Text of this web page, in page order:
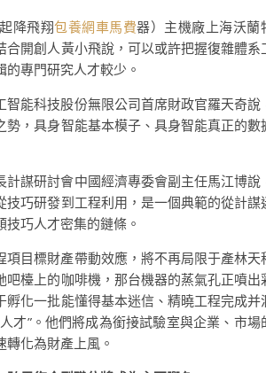
降飛翔包養網車馬費器）主機廠上海沃蘭
合開創人黃小飛說，可以或許把握復雜體系
專門研究人才較少。
智能科技股份無限公司首席財政官羅天奇說
勢，具身智能基本模子、具身智能真正的數
計謀研討會中國經濟專委會副主任馬江博說
技巧研發到工程利用，是一個典範的從計謀
巧人才密集的鏈條。
項目標財產帶動效應，將不再局限于產林天
吧檯上的咖啡機，那台機器的蒸氣孔正噴出
孵化一批能懂得基本迷信、精曉工程完成并
才”。他們將成為銜接試驗室與企業、市場
化為財產上風。